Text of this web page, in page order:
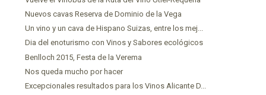
Nuevos cavas Reserva de Dominio de la Vega
Un vino y un cava de Hispano Suizas, entre los mej...
Dia del enoturismo con Vinos y Sabores ecológicos
Benlloch 2015, Festa de la Verema
Nos queda mucho por hacer
Excepcionales resultados para los Vinos Alicante D...